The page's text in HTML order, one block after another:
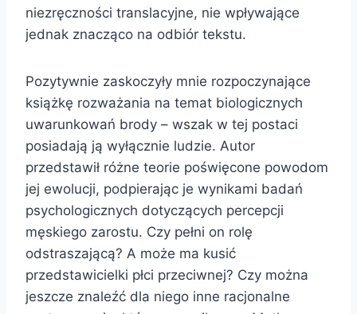
niezręczności translacyjne, nie wpływające
jednak znacząco na odbiór tekstu.
Pozytywnie zaskoczyły mnie rozpoczynające
książkę rozważania na temat biologicznych
uwarunkowań brody – wszak w tej postaci
posiadają ją wyłącznie ludzie. Autor
przedstawił różne teorie poświęcone powodom
jej ewolucji, podpierając je wynikami badań
psychologicznych dotyczących percepcji
męskiego zarostu. Czy pełni on rolę
odstraszającą? A może ma kusić
przedstawicielki płci przeciwnej? Czy można
jeszcze znaleźć dla niego inne racjonalne